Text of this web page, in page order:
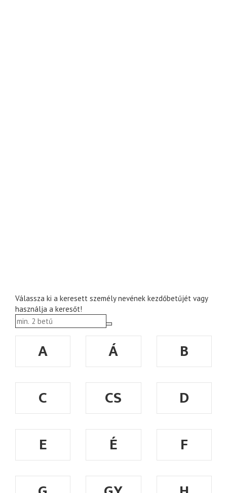
Válassza ki a keresett személy nevének kezdőbetűjét vagy
használja a keresőt!
A Á
B
C
CS
D
E
É
F